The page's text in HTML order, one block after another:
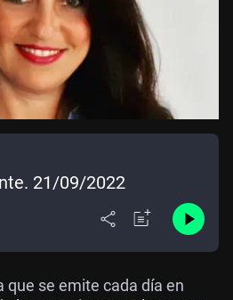
21/09/2022
que se emite cada día en